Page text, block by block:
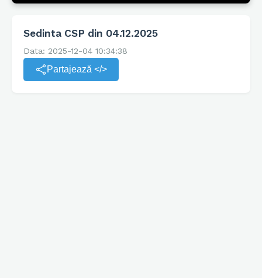
Sedinta CSP din 04.12.2025
Data: 2025-12-04 10:34:38
Partajează </>